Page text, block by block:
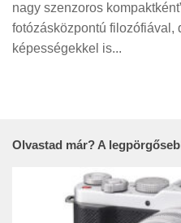
nagy szenzoros
fotózásközpontú filozófiával,
képességekkel is...
Olvastad már? A